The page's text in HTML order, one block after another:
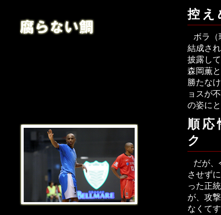
控え
ボラ（
結成さ
披露し
森岡薫
勝たな
ョスが
の姿に
順応
ク
だが、
させず
った正
が、攻
なくて